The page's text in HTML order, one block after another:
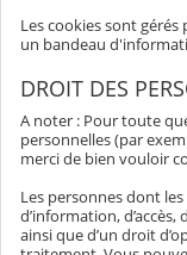
Les cookies sont gérés
un bandeau
DROIT DES
A noter : Pour toute
personnelles (par
merci de bien vouloir
Les personnes dont
d’information,
ainsi que d’un droit